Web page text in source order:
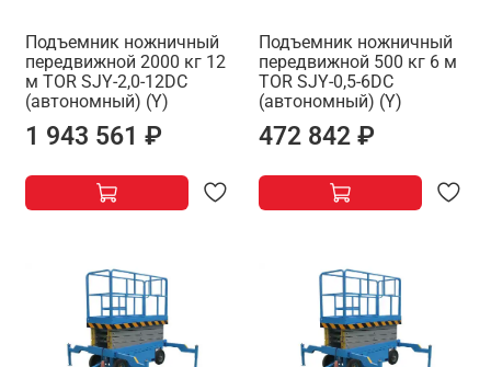
Подъемник ножничный
передвижной 2000 кг 12
м TOR SJY-2,0-12DC
(автономный) (Y)
1 943 561 ₽
Подъемник ножничный
передвижной 500 кг 6 м
TOR SJY-0,5-6DC
(автономный) (Y)
472 842 ₽